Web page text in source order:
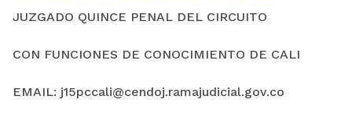
JUZGADO QUINCE PENAL DEL CIRCUITO
CON FUNCIONES DE CONOCIMIENTO DE CALI
EMAIL: j15pccali@cendoj.ramajudicial.gov.co